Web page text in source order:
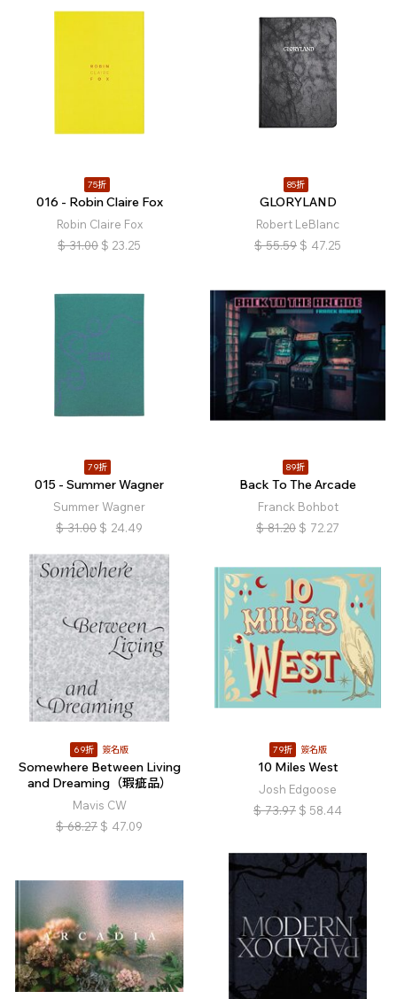
75折
016 - Robin Claire Fox
Robin Claire Fox
$ 31.00 $ 23.25
85折
GLORYLAND
Robert LeBlanc
$ 55.59 $ 47.25
79折
015 - Summer Wagner
Summer Wagner
$ 31.00 $ 24.49
89折
Back To The Arcade
Franck Bohbot
$ 81.20 $ 72.27
69折 簽名版
Somewhere Between Living
and Dreaming（瑕疵品）
Mavis CW
$ 68.27 $ 47.09
79折 簽名版
10 Miles West
Josh Edgoose
$ 73.97 $ 58.44